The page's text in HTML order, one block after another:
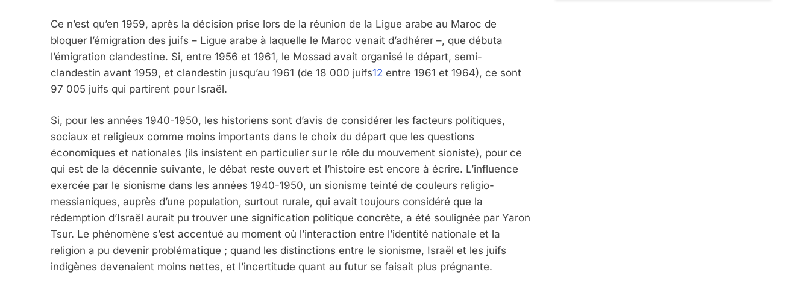
Ce n’est qu’en 1959, après la décision prise lors de la réunion de la Ligue arabe au Maroc de
bloquer l’émigration des juifs – Ligue arabe à laquelle le Maroc venait d’adhérer –, que débuta
l’émigration clandestine. Si, entre 1956 et 1961, le Mossad avait organisé le départ, semi-
clandestin avant 1959, et clandestin jusqu’au 1961 (de 18 000 juifs12 entre 1961 et 1964), ce sont
97 005 juifs qui partirent pour Israël.
Si, pour les années 1940-1950, les historiens sont d’avis de considérer les facteurs politiques,
sociaux et religieux comme moins importants dans le choix du départ que les questions
économiques et nationales (ils insistent en particulier sur le rôle du mouvement sioniste), pour ce
qui est de la décennie suivante, le débat reste ouvert et l’histoire est encore à écrire. L’influence
exercée par le sionisme dans les années 1940-1950, un sionisme teinté de couleurs religio-
messianiques, auprès d’une population, surtout rurale, qui avait toujours considéré que la
rédemption d’Israël aurait pu trouver une signification politique concrète, a été soulignée par Yaron
Tsur. Le phénomène s’est accentué au moment où l’interaction entre l’identité nationale et la
religion a pu devenir problématique ; quand les distinctions entre le sionisme, Israël et les juifs
indigènes devenaient moins nettes, et l’incertitude quant au futur se faisait plus prégnante.
2025, L’année La Plus Meurtrière Selon Le Rapport D’ADL Contre L’antisémitisme
6
FIÈRE, DIGNE ET RÉSILIENTE : POURQUOI JE REVENDIQUE MA JUDAÏTE Par Thérèse Zrihen-
Dvir
ISRAÉL JUDAISME